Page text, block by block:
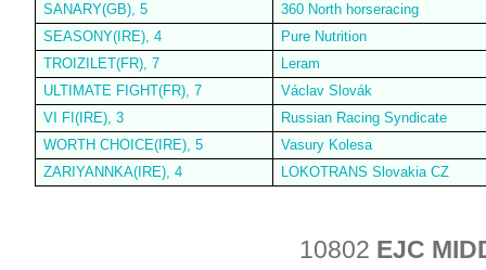
SANARY(GB), 5
360 North horseracing
SEASONY(IRE), 4
Pure Nutrition
TROIZILET(FR), 7
Leram
ULTIMATE FIGHT(FR), 7
Václav Slovák
VI FI(IRE), 3
Russian Racing Syndicate
WORTH CHOICE(IRE), 5
Vasury Kolesa
ZARIYANNKA(IRE), 4
LOKOTRANS Slovakia CZ
10802 EJC